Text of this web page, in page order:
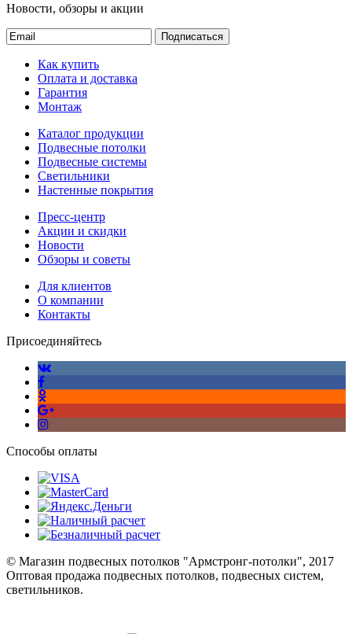
Новости, обзоры и акции
Подписаться
Как купить
Оплата и доставка
Гарантия
Монтаж
Каталог продукции
Подвесные потолки
Подвесные системы
Светильники
Настенные покрытия
Пресс-центр
Акции и скидки
Новости
Обзоры и советы
Для клиентов
О компании
Контакты
Присоединяйтесь
Способы оплаты
© Магазин подвесных потолков "Армстронг-потолки", 2017
Оптовая продажа подвесных потолков, подвесных систем,
светильников.